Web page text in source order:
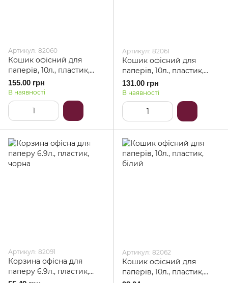
Артикул: 82060
Кошик офісний для
паперів, 10л., пластик,
сірий
155.00 грн
В наявності
Артикул: 82061
Кошик офісний для
паперів, 10л., пластик,
чорна
131.00 грн
В наявності
Артикул: 82091
Корзина офісна для
паперу 6.9л., пластик,
Артикул: 82062
Кошик офісний для
паперів, 10л., пластик,